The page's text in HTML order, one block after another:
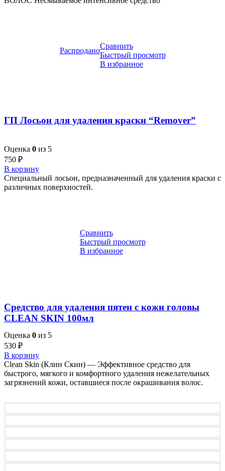
Распродано
Сравнить
Быстрый просмотр
В избранное
ГП Лосьон для удаления краски “Remover”
Оценка 0 из 5
750 ₽
В корзину
Специальный лосьон, предназначенный для удаления краски с
различных поверхностей.
Сравнить
Быстрый просмотр
В избранное
Средство для удаления пятен с кожи головы
CLEAN SKIN 100мл
Оценка 0 из 5
530 ₽
В корзину
Clean Skin (Клин Скин) — Эффективное средство для
быстрого, мягкого и комфортного удаления нежелательных
загрязнений кожи, оставшиеся после окрашивания волос.